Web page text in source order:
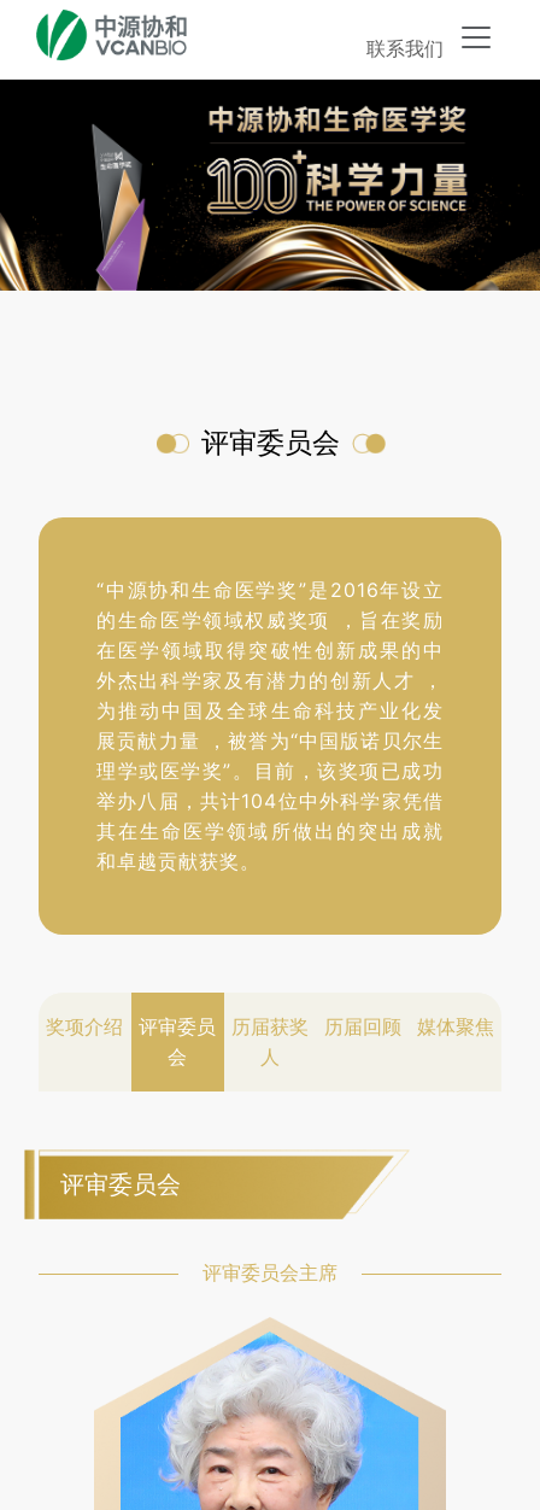
联系我们
评审委员会
“中源协和生命医学奖”是2016年设立
的生命医学领域权威奖项 ，旨在奖励
在医学领域取得突破性创新成果的中
外杰出科学家及有潜力的创新人才 ，
为推动中国及全球生命科技产业化发
展贡献力量 ，被誉为“中国版诺贝尔生
理学或医学奖”。目前，该奖项已成功
举办八届，共计104位中外科学家凭借
其在生命医学领域所做出的突出成就
和卓越贡献获奖。
奖项介绍
评审委员
会
历届获奖
人
历届回顾 媒体聚焦
评审委员会
评审委员会主席